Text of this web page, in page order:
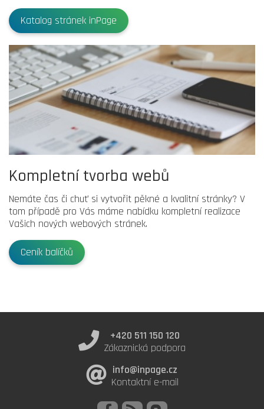
Katalog stránek inPage
Kompletní tvorba webů
Nemáte čas či chuť si vytvořit pěkné a kvalitní stránky? V
tom případě pro Vás máme nabídku kompletní realizace
Vašich nových webových stránek.
Ceník balíčků
+420 511 150 120
Zákaznická podpora
info@inpage.cz
Kontaktní e-mail